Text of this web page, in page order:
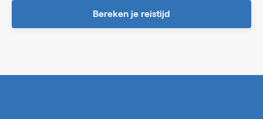
Bereken je reistijd